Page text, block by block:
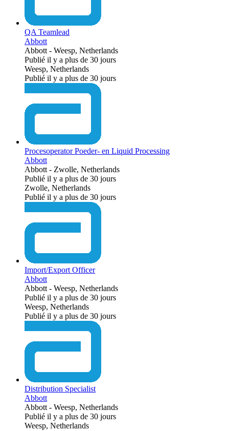
QA Teamlead
Abbott
Abbott - Weesp, Netherlands
Publié il y a plus de 30 jours
Weesp, Netherlands
Publié il y a plus de 30 jours
Procesoperator Poeder- en Liquid Processing
Abbott
Abbott - Zwolle, Netherlands
Publié il y a plus de 30 jours
Zwolle, Netherlands
Publié il y a plus de 30 jours
Import/Export Officer
Abbott
Abbott - Weesp, Netherlands
Publié il y a plus de 30 jours
Weesp, Netherlands
Publié il y a plus de 30 jours
Distribution Specialist
Abbott
Abbott - Weesp, Netherlands
Publié il y a plus de 30 jours
Weesp, Netherlands